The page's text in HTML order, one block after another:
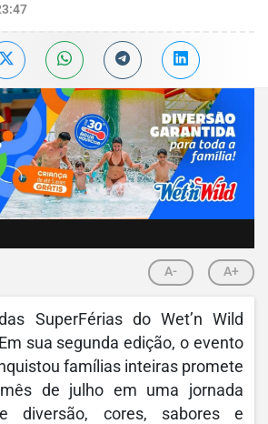
A- A+
SuperFérias do Wet’n Wild
sua segunda edição, o evento
famílias inteiras promete
de julho em uma jornada
diversão, cores, sabores e